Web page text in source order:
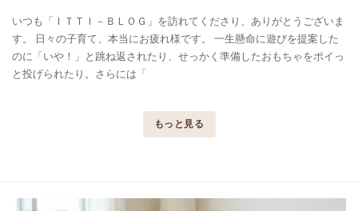
いつも「ＩＴＴＩ－ＢＬＯＧ」を訪れてくださり、ありがとうございま
す。 日々の子育て、本当にお疲れ様です。 一生懸命に遊びを提案した
のに「いや！」と跳ね返されたり、せっかく準備したおもちゃをポイっ
と投げられたり。さらには「
もっと見る